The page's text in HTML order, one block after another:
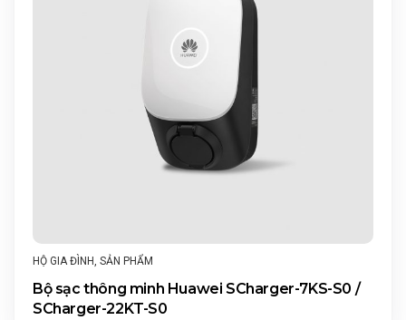
HỘ GIA ĐÌNH SẢN PHẨM
Bộ sạc thông minh Huawei SCharger-7KS-S0 /
SCharger-22KT-S0